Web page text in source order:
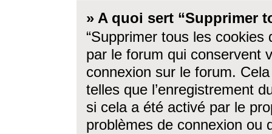
» A quoi sert “Supprimer
“Supprimer tous les cookies
par le forum qui conservent
connexion sur le forum.
telles que l’enregistrement
si cela a été activé par le
problèmes de connexion ou